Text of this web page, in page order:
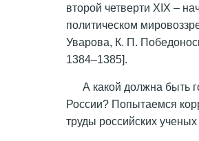
второй четверти XIX –
политическом
Уварова, К. П.
1384–1385].
А какой должна быть
России? Попытаемся
труды российских